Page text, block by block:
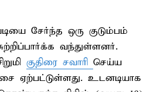
சேர்ந்த ஒரு குடும்பம்
வந்துள்ளனர்.
குதிரை சவாரி செய்ய
ஏற்பட்டுள்ளது. உடனடியாக